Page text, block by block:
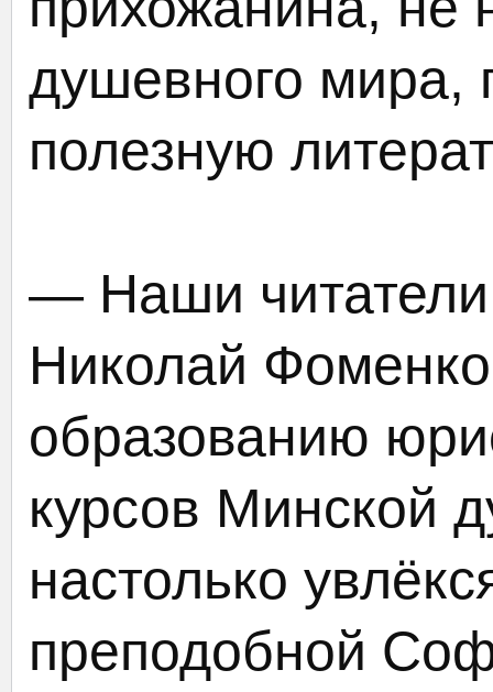
душевного мира,
полезную
— Наши
Николай
образованию
курсов Минской
настолько
преподобной